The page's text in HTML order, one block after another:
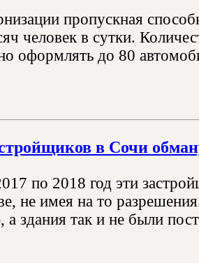
пропускная
человек в сутки.
оформлять до 80
в Сочи
по 2018 год эти
не имея на то
здания так и не были